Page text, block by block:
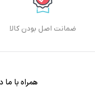
ضمانت اصل بودن کالا
همراه با